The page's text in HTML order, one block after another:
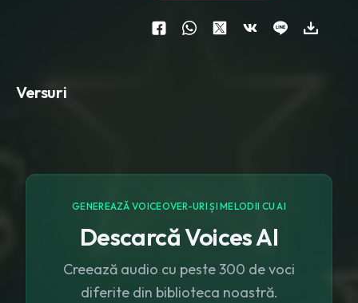
Versuri
GENEREAZĂ VOICEOVER-URI ȘI MELODII CU AI
Descarcă Voices AI
Creează audio cu peste 300 de voci
diferite din biblioteca noastră.